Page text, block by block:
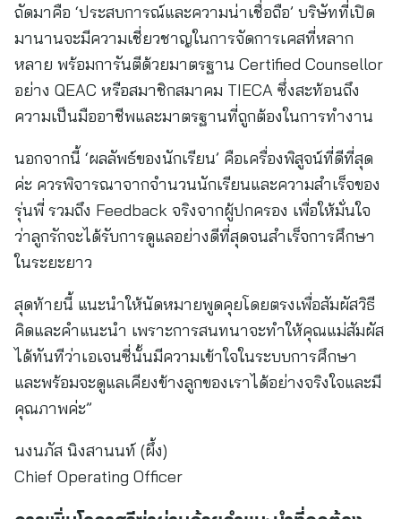
ถัดมาคือ ‘ประสบการณ์และความน่าเชื่อถือ’ บริษัทที่เปิด
มานานจะมีความเชี่ยวชาญในการจัดการเคสที่หลาก
หลาย พร้อมการันตีด้วยมาตรฐาน Certified Counsellor
อย่าง QEAC หรือสมาชิกสมาคม TIECA ซึ่งสะท้อนถึง
ความเป็นมืออาชีพและมาตรฐานที่ถูกต้องในการทำงาน
นอกจากนี้ ‘ผลลัพธ์ของนักเรียน’ คือเครื่องพิสูจน์ที่ดีที่สุด
ค่ะ ควรพิจารณาจากจำนวนนักเรียนและความสำเร็จของ
รุ่นพี่ รวมถึง Feedback จริงจากผู้ปกครอง เพื่อให้มั่นใจ
ว่าลูกรักจะได้รับการดูแลอย่างดีที่สุดจนสำเร็จการศึกษา
ในระยะยาว
สุดท้ายนี้ แนะนำให้นัดหมายพูดคุยโดยตรงเพื่อสัมผัสวิธี
คิดและคำแนะนำ เพราะการสนทนาจะทำให้คุณแม่สัมผัส
ได้ทันทีว่าเอเจนซี่นั้นมีความเข้าใจในระบบการศึกษา
และพร้อมจะดูแลเคียงข้างลูกของเราได้อย่างจริงใจและมี
คุณภาพค่ะ”
นงนภัส นิงสานนท์ (ผึ้ง)
Chief Operating Officer